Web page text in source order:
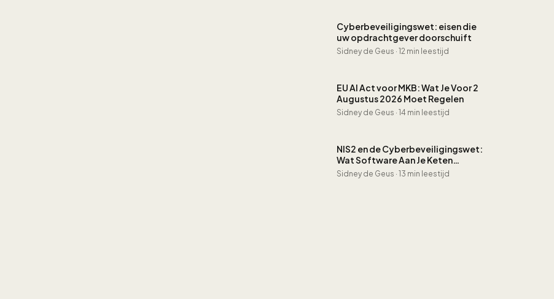
Cyberbeveiligingswet: eisen die
uw opdrachtgever doorschuift
Sidney de Geus · 12 min leestijd
EU AI Act voor MKB: Wat Je Voor 2
Augustus 2026 Moet Regelen
Sidney de Geus · 14 min leestijd
NIS2 en de Cyberbeveiligingswet:
Wat Software Aan Je Keten
Verandert
Sidney de Geus · 13 min leestijd